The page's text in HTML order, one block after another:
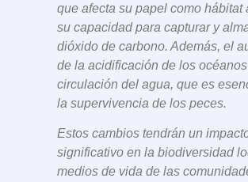
que afecta su papel como hábitat
su capacidad para capturar y
dióxido de carbono. Además, el
de la acidificación de los
circulación del agua, que es
la supervivencia de los peces.
Estos cambios tendrán un
significativo en la biodiversidad
medios de vida de las